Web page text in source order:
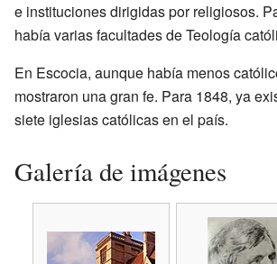
e instituciones dirigidas por religiosos.
había varias facultades de Teología
En Escocia, aunque había menos
mostraron una gran fe. Para 1848, ya
siete iglesias católicas en el país.
Galería de imágenes